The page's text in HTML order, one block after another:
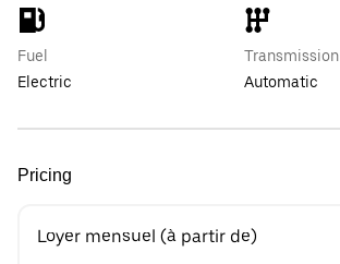
Fuel
Electric
Transmission
Automatic
Pricing
Loyer mensuel (à partir de)